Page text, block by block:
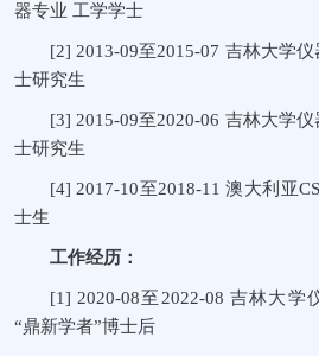
器专业 工学学士
[2] 2013-09至2015-07 吉林大学
士研究生
[3] 2015-09至2020-06 吉林大学
士研究生
[4] 2017-10至2018-11 澳大利亚
士生
工作经历：
[1] 2020-08至2022-08 吉林大
“鼎新学者”博士后